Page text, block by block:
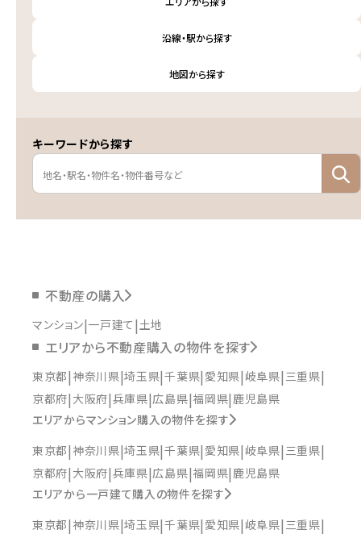
沿線・駅から探す
地図から探す
キーワードから探す
不動産の購入
マンション 一戸建て 土地
エリアから不動産購入の物件を探す
東京都 神奈川県 埼玉県 千葉県 愛知県 岐阜県 三重県
京都府 大阪府 兵庫県 広島県 福岡県 鹿児島県
エリアからマンション購入の物件を探す
東京都 神奈川県 埼玉県 千葉県 愛知県 岐阜県 三重県
京都府 大阪府 兵庫県 広島県 福岡県 鹿児島県
エリアから一戸建て購入の物件を探す
東京都 神奈川県 埼玉県 千葉県 愛知県 岐阜県 三重県